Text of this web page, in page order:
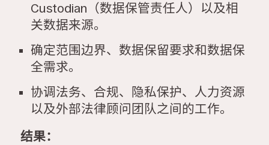
Custodian（数据保管责任人）以及相
关数据来源。
确定范围边界、数据保留要求和数据保
全需求。
协调法务、合规、隐私保护、人力资源
以及外部法律顾问团队之间的工作。
结果：